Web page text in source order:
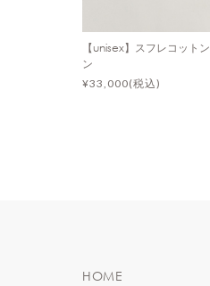
【unisex】スフレコット
ン
¥33,000(税込)
HOME